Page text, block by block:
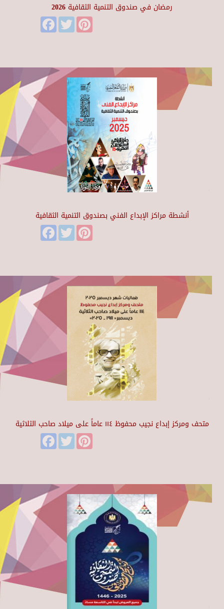
رمضان في صندوق التنمية الثقافية 2026
FacebookTwitter
أنشطة مراكز الإبداع الفني بصندوق التنمية الثقافية
FacebookTwitter
متحف ومركز إبداع نجيب محفوظ ١١٤ عاماً على ميلاد صاحب الثلاثية
FacebookTwitter